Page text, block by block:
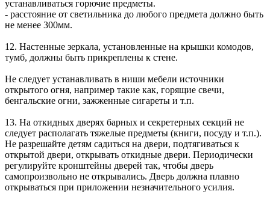
устанавливаться горючие предметы.
- расстояние от светильника до любого предмета должно быть
не менее 300мм.
12. Настенные зеркала, установленные на крышки комодов,
тумб, должны быть прикреплены к стене.
Не следует устанавливать в ниши мебели источники
открытого огня, например такие как, горящие свечи,
бенгальские огни, зажженные сигареты и т.п.
13. На откидных дверях барных и секретерных секций не
следует располагать тяжелые предметы (книги, посуду и т.п.).
Не разрешайте детям садиться на двери, подтягиваться к
открытой двери, открывать откидные двери. Периодически
регулируйте кронштейны дверей так, чтобы дверь
самопроизвольно не открывались. Дверь должна плавно
открываться при приложении незначительного усилия.